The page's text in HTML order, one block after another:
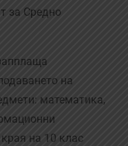
за Средно
на
математика,
на 10 клас